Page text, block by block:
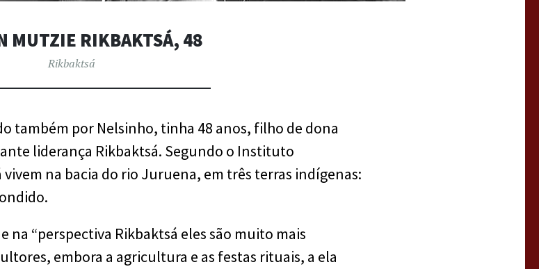
MUTZIE RIKBAKTSÁ, 48
Rikbaktsá
também por Nelsinho, tinha 48 anos, filho de dona
liderança Rikbaktsá. Segundo o Instituto
na bacia do rio Juruena, em três terras indígenas:
na “perspectiva Rikbaktsá eles são muito mais
embora a agricultura e as festas rituais, a ela